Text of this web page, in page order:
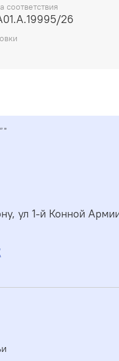
соответствия
26
ул 1-й Конной